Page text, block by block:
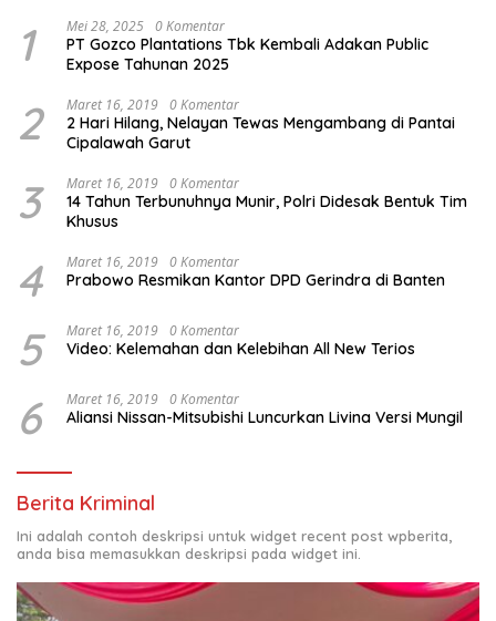
1 Mei 28, 2025 0 Komentar
PT Gozco Plantations Tbk Kembali Adakan Public
Expose Tahunan 2025
2 Maret 16, 2019 0 Komentar
2 Hari Hilang, Nelayan Tewas Mengambang di Pantai
Cipalawah Garut
3 Maret 16, 2019 0 Komentar
14 Tahun Terbunuhnya Munir, Polri Didesak Bentuk Tim
Khusus
4 Maret 16, 2019 0 Komentar
Prabowo Resmikan Kantor DPD Gerindra di Banten
5 Maret 16, 2019 0 Komentar
Video: Kelemahan dan Kelebihan All New Terios
6 Maret 16, 2019 0 Komentar
Aliansi Nissan-Mitsubishi Luncurkan Livina Versi Mungil
Berita Kriminal
Ini adalah contoh deskripsi untuk widget recent post wpberita,
anda bisa memasukkan deskripsi pada widget ini.